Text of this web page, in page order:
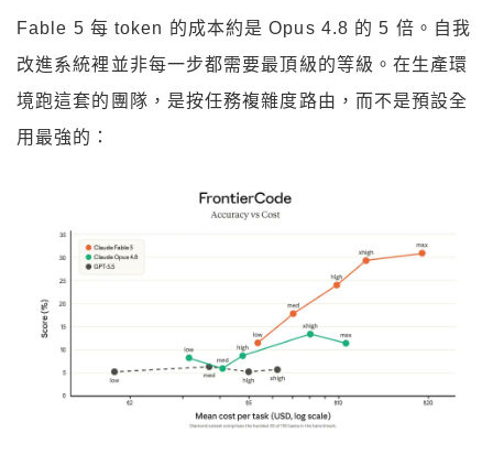
Fable 5 每 token 的成本約是 Opus 4.8 的 5 倍。自我
改進系統裡並非每一步都需要最頂級的等級。在生產環
境跑這套的團隊，是按任務複雜度路由，而不是預設全
用最強的：